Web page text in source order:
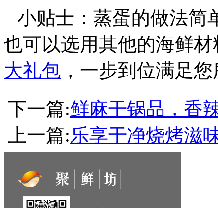
小贴士：蒸蛋的做法简
也可以选用其他的海鲜
大礼包 ，一步到位满足
下一篇:鲜麻干锅品，香
上一篇:乐享干净烧烤滋